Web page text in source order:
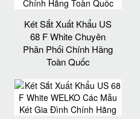
Két Sắt Xuất Khẩu US
68 F White Chuyên
Phân Phối Chính Hãng
Toàn Quốc